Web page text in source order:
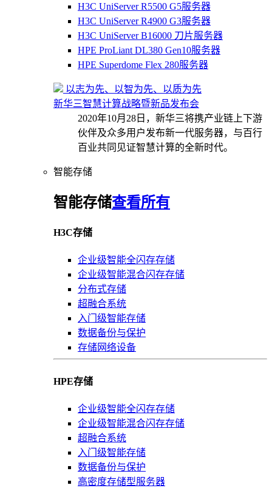
H3C UniServer R5500 G5服务器
H3C UniServer R4900 G3服务器
H3C UniServer B16000 刀片服务器
HPE ProLiant DL380 Gen10服务器
HPE Superdome Flex 280服务器
以志为先、以智为先、以质为先
新华三智慧计算战略暨新品发布会
2020年10月28日，新华三将携产业链上下游
伙伴及众多用户发布新一代服务器，与百行
百业共同见证智慧计算的全新时代。
智能存储
智能存储查看所有
H3C存储
企业级智能全闪存存储
企业级智能混合闪存存储
分布式存储
超融合系统
入门级智能存储
数据备份与保护
存储网络设备
HPE存储
企业级智能全闪存存储
企业级智能混合闪存存储
超融合系统
入门级智能存储
数据备份与保护
高密度存储型服务器